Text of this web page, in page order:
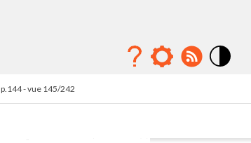
p.144 - vue 145/242